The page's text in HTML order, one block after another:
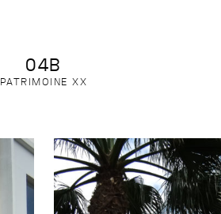
04B
PATRIMOINE XX